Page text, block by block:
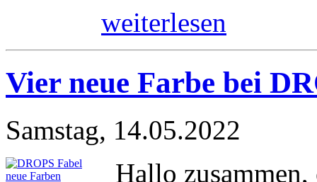
weiterlesen
Vier neue Farbe bei
Samstag, 14.05.2022
Hallo